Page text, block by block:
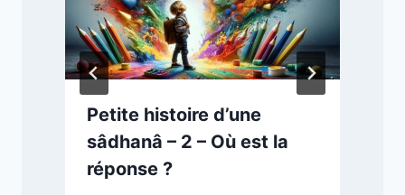
Petite histoire d’une
sâdhanâ – 2 – Où est la
réponse ?